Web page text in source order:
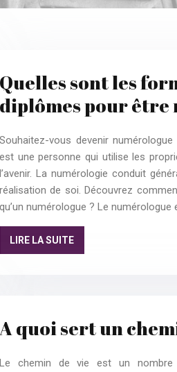
Quelles sont les
diplômes pour être
Souhaitez-vous devenir
est une personne qui utilise les
l’avenir. La numérologie conduit
réalisation de soi. Découvrez
qu’un numérologue ? Le numérologue
LIRE LA SUITE
A quoi sert un
Le chemin de vie est un